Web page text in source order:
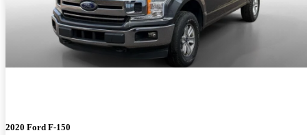
2020 Ford F-150